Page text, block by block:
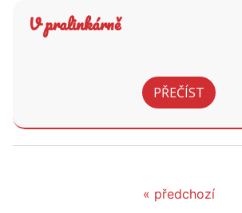
V pralinkárně
PŘEČÍST
« předchozí